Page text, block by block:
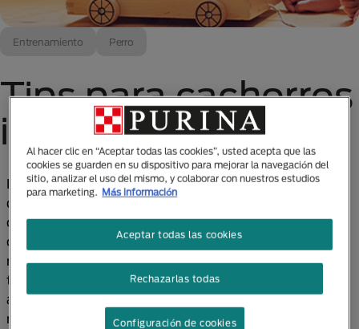
Entrenamiento Perro
Tips para cachorros
inquietos en casa
Los cachorros tienen un interés especial por
descubrir el mundo que los rodea, y si tienes uno en
casa, seguramente habrás notado que esa
curiosidad se manifiesta de diferentes maneras:
muerden los muebles, ladran sin parar, saltan por
todos lados, corren como locos, les atrae todo a su
alrededor… en fin, les encanta hacer travesuras y
moverse a su propio ritmo.
Al hacer clic en “Aceptar todas las cookies”, usted acepta que las
cookies se guarden en su dispositivo para mejorar la navegación del
sitio, analizar el uso del mismo, y colaborar con nuestros estudios
para marketing.
Más información
Rechazarlas todas
Aceptar todas las cookies
Configuración de cookies